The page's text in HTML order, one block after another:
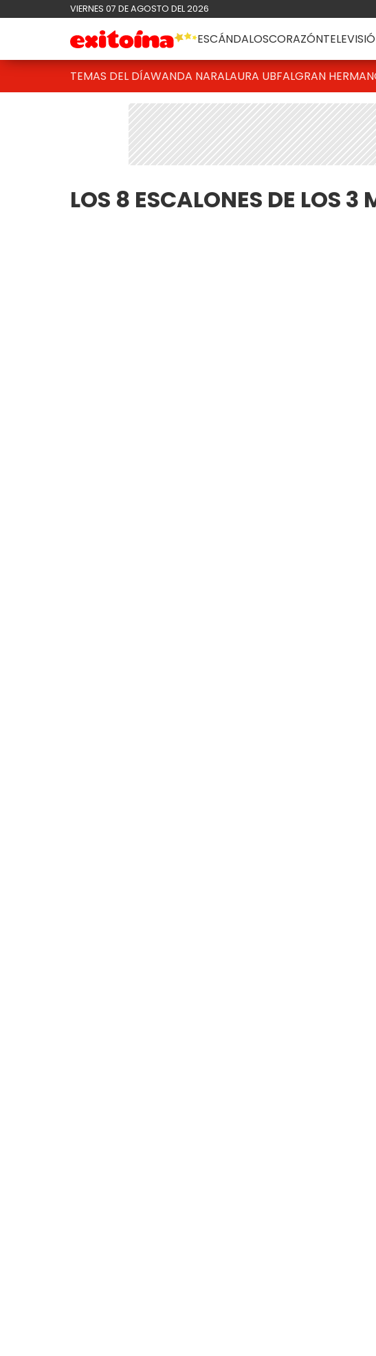
VIERNES 07 DE AGOSTO DEL 2026
ESCÁNDALOSCORAZÓN
TEMAS DEL DÍAWANDA NARALAURA UBFALGRAN
LOS 8 ESCALONES DE LOS 3